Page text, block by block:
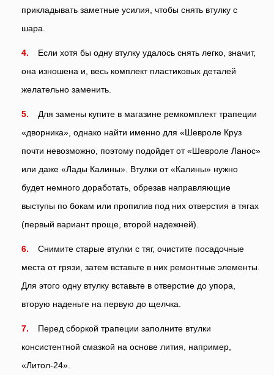
прикладывать заметные усилия, чтобы снять втулку с
шара.
Если хотя бы одну втулку удалось снять легко, значит,
она изношена и, весь комплект пластиковых деталей
желательно заменить.
Для замены купите в магазине ремкомплект трапеции
«дворника», однако найти именно для «Шевроле Круз
почти невозможно, поэтому подойдет от «Шевроле Ланос»
или даже «Лады Калины». Втулки от «Калины» нужно
будет немного доработать, обрезав направляющие
выступы по бокам или пропилив под них отверстия в тягах
(первый вариант проще, второй надежней).
Снимите старые втулки с тяг, очистите посадочные
места от грязи, затем вставьте в них ремонтные элементы.
Для этого одну втулку вставьте в отверстие до упора,
вторую наденьте на первую до щелчка.
Перед сборкой трапеции заполните втулки
консистентной смазкой на основе лития, например,
«Литол-24».